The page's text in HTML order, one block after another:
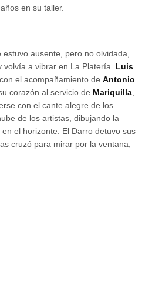
en su taller.
ausente, pero no olvidada,
volvía a vibrar en La Platería. Luis
, con el acompañamiento de Antonio
corazón al servicio de Mariquilla
con el cante alegre de los
de los artistas, dibujando la
el horizonte. El Darro detuvo sus
cruzó para mirar por la ventana,